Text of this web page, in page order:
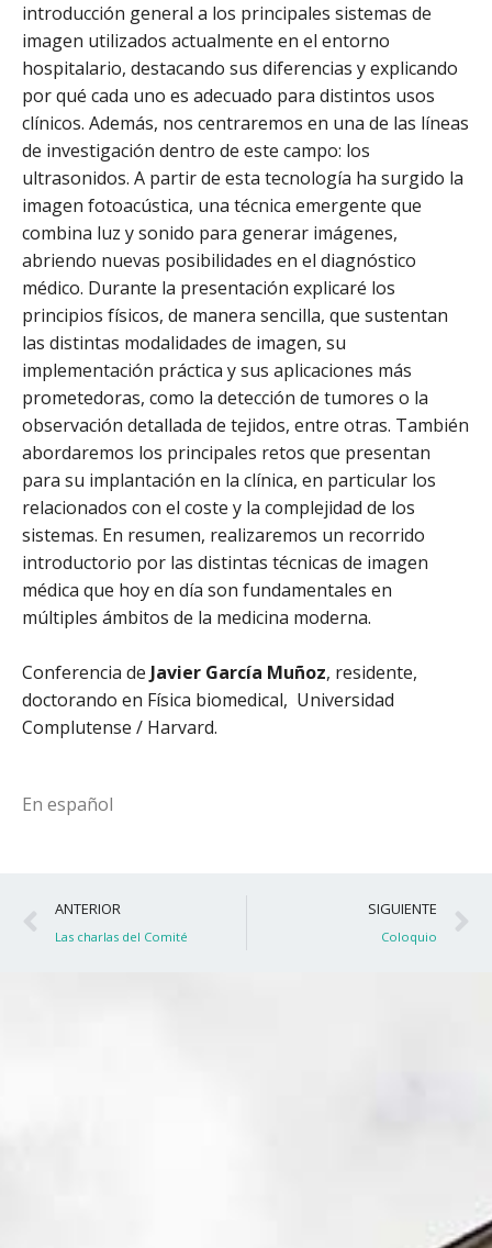
introducción general a los principales sistemas de
imagen utilizados actualmente en el entorno
hospitalario, destacando sus diferencias y explicando
por qué cada uno es adecuado para distintos usos
clínicos. Además, nos centraremos en una de las líneas
de investigación dentro de este campo: los
ultrasonidos. A partir de esta tecnología ha surgido la
imagen fotoacústica, una técnica emergente que
combina luz y sonido para generar imágenes,
abriendo nuevas posibilidades en el diagnóstico
médico. Durante la presentación explicaré los
principios físicos, de manera sencilla, que sustentan
las distintas modalidades de imagen, su
implementación práctica y sus aplicaciones más
prometedoras, como la detección de tumores o la
observación detallada de tejidos, entre otras. También
abordaremos los principales retos que presentan
para su implantación en la clínica, en particular los
relacionados con el coste y la complejidad de los
sistemas. En resumen, realizaremos un recorrido
introductorio por las distintas técnicas de imagen
médica que hoy en día son fundamentales en
múltiples ámbitos de la medicina moderna.
Conferencia de Javier García Muñoz, residente,
doctorando en Física biomedical, Universidad
Complutense / Harvard.
En español
Ant
ANTERIOR
Las charlas del Comité
SIGUIENTE
Coloquio